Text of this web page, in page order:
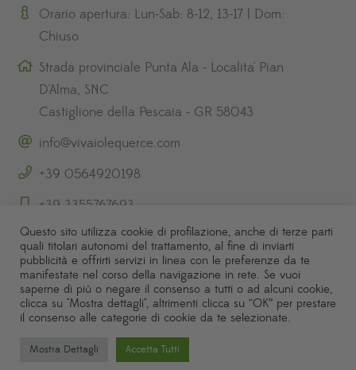
Orario apertura: Lun-Sab: 8-12, 13-17 | Dom:
Chiuso
Strada provinciale Punta Ala - Localita' Pian
D'Alma, SNC
Castiglione della Pescaia - GR 58043
info@vivaiolequerce.com
+39 0564920198
+39 3355767693
Copyright © 2021 Vivaio Le Querce Dei F.lli Piu s.s. – P.IVA
01197580531.
Questo sito utilizza cookie di profilazione, anche di terze parti
quali titolari autonomi del trattamento, al fine di inviarti
pubblicità e offrirti servizi in linea con le preferenze da te
manifestate nel corso della navigazione in rete. Se vuoi
saperne di più o negare il consenso a tutti o ad alcuni cookie,
clicca su "Mostra dettagli", altrimenti clicca su “OK” per prestare
il consenso alle categorie di cookie da te selezionate.
Mostra Dettagli Accetta Tutti